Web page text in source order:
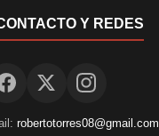
Y REDES
robertotorres08@gmail.com